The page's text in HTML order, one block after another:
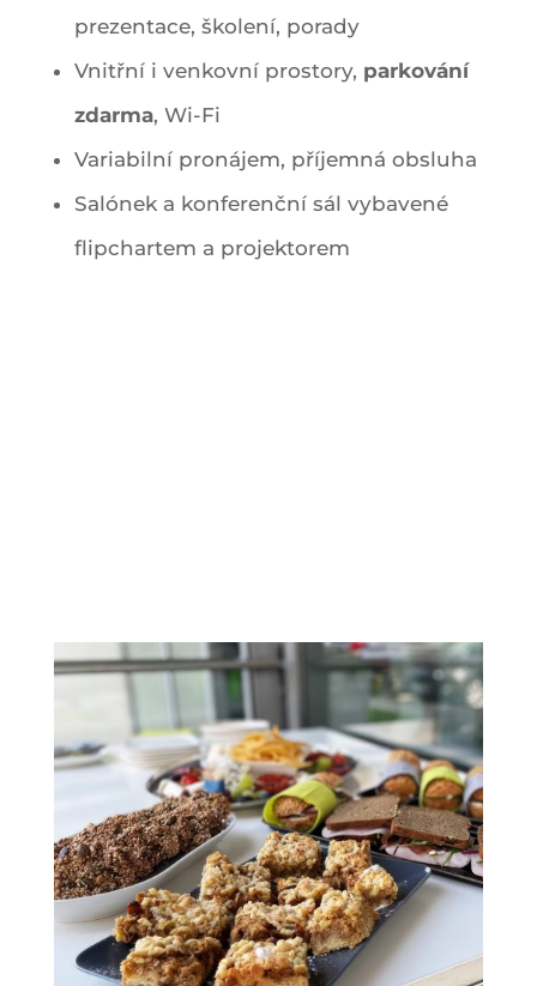
prezentace, školení, porady
Vnitřní i venkovní prostory, parkování
zdarma, Wi-Fi
Variabilní pronájem, příjemná obsluha
Salónek a konferenční sál vybavené
flipchartem a projektorem